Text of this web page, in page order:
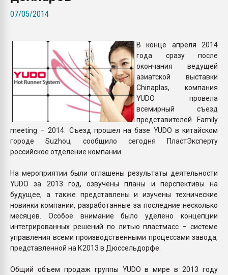
ПЕРЕЙТИ НА
07/05/2014
В конце апреля 2014
года сразу после
окончания ведущей
азиатской выставки
Chinaplas, компания
YUDO провела
всемирный съезд
представителей Family
meeting – 2014. Съезд прошел на базе YUDO в китайском
городе Suzhou, сообщило сегодня ПластЭксперту
российское отделение компании.
На мероприятии были оглашены результаты деятельности
YUDO за 2013 год, озвучены планы и перспективы на
будущее, а также представлены и изучены технические
новинки компании, разработанные за последние несколько
месяцев. Особое внимание было уделено концепции
интегрированных решений по литью пластмасс – системе
управления всеми производственными процессами завода,
представленной на К2013 в Дюссельдорфе.
Общий объем продаж группы YUDO в мире в 2013 году